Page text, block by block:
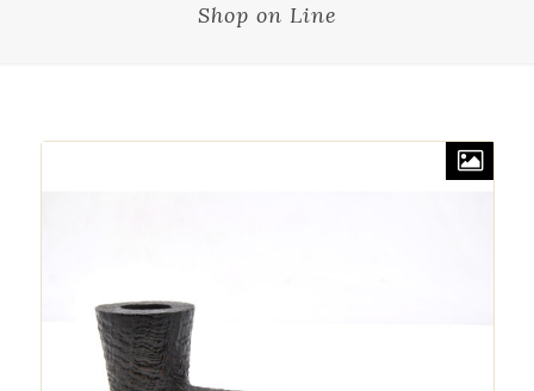
Shop on Line